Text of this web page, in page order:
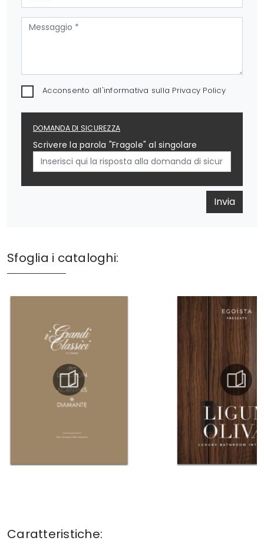
Acconsento all'informativa sulla Privacy Policy
DOMANDA DI SICUREZZA
Scrivere la parola "Fragole" al singolare
Invia
Sfoglia i cataloghi:
Caratteristiche: